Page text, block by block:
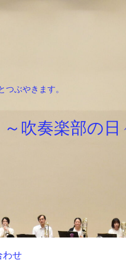
つぶやきます。
吹奏楽部の日
わせ